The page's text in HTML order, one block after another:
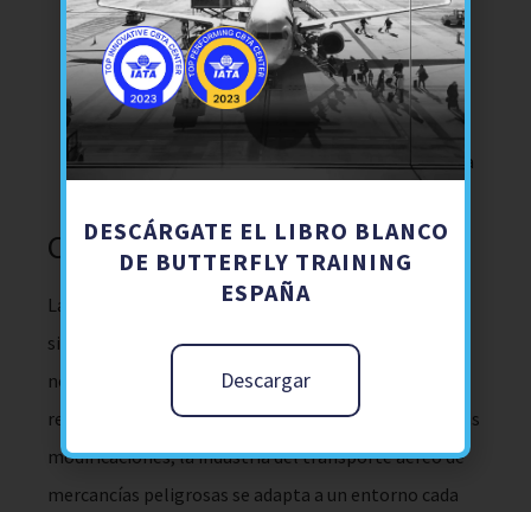
residuos.
Innovación tecnológica:Se promueve el uso
de herramientas digitales para la gestión y
documentación de mercancías peligrosas,
además de nuevas tecnologías que refuerzan la
Conclusión
La 66ª edición del DGR de la IATA introduce cambios
significativos que reflejan la evolución de las
normativas de seguridad, los requisitos
reglamentarios y los avances tecnológicos. Con estas
modificaciones, la industria del transporte aéreo de
mercancías peligrosas se adapta a un entorno cada
DESCÁRGATE EL LIBRO BLANCO
DE BUTTERFLY TRAINING
ESPAÑA
Descargar